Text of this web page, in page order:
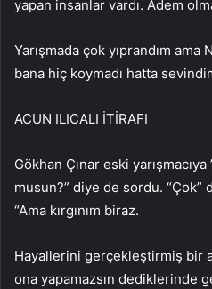
yapan insanlar vardı. Adem
Yarışmada çok yıprandım ama
bana hiç koymadı hatta
ACUN ILICALI İTİRAFI
Gökhan Çınar eski yarışmacıya
musun?” diye de sordu. “Çok”
“Ama kırgınım biraz.
Hayallerini gerçekleştirmiş bir
ona yapamazsın dediklerinde